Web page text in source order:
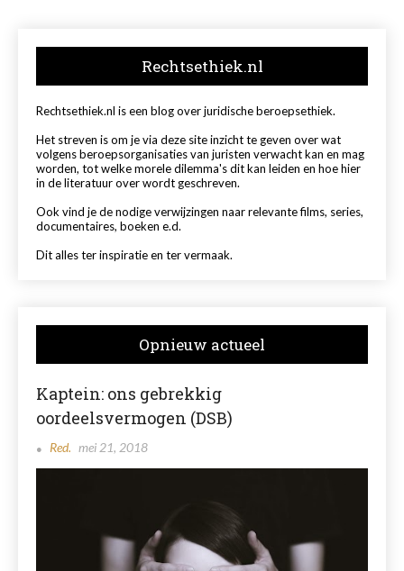
Rechtsethiek.nl
Rechtsethiek.nl is een blog over juridische beroepsethiek.
Het streven is om je via deze site inzicht te geven over wat
volgens beroepsorganisaties van juristen verwacht kan en mag
worden, tot welke morele dilemma's dit kan leiden en hoe hier
in de literatuur over wordt geschreven.
Ook vind je de nodige verwijzingen naar relevante films, series,
documentaires, boeken e.d.
Dit alles ter inspiratie en ter vermaak.
Opnieuw actueel
Kaptein: ons gebrekkig
oordeelsvermogen (DSB)
Red. mei 21, 2018